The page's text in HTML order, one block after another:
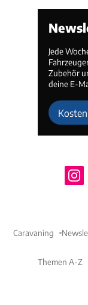
Jede
Zubehör
deine E-
Caravaning
Themen A-Z